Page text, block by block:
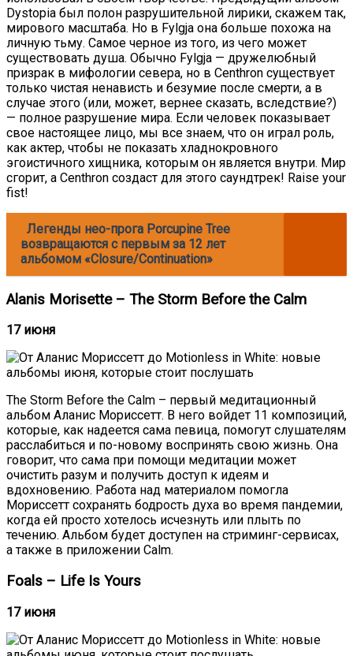
Dystopia был полон разрушительной лирики, скажем так,
мирового масштаба. Но в Fylgja она больше похожа на
личную тьму. Самое черное из того, из чего может
существовать душа. Обычно Fylgja — дружелюбный
призрак в мифологии севера, но в Centhron существует
только чистая ненависть и безумие после смерти, а в
случае этого (или, может, вернее сказать, вследствие?)
— полное разрушение мира. Если человек показывает
свое настоящее лицо, мы все знаем, что он играл роль,
как актер, чтобы не показать хладнокровного
эгоистичного хищника, которым он является внутри. Мир
сгорит, а Centhron создаст для этого саундтрек! Raise your
fist!
Легенды нео-прога Porcupine Tree
возвращаются с первым за 12 лет
альбомом «Closure/Continuation»
Alanis Morisette – The Storm Before the Calm
17 июня
The Storm Before the Calm – первый медитационный
альбом Аланис Мориссетт. В него войдет 11 композиций,
которые, как надеется сама певица, помогут слушателям
расслабиться и по-новому воспринять свою жизнь. Она
говорит, что сама при помощи медитации может
очистить разум и получить доступ к идеям и
вдохновению. Работа над материалом помогла
Мориссетт сохранять бодрость духа во время пандемии,
когда ей просто хотелось исчезнуть или плыть по
течению. Альбом будет доступен на стриминг-сервисах,
а также в приложении Calm.
Foals – Life Is Yours
17 июня